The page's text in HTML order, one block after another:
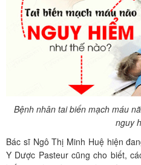
Bệnh nhân tai biến mạch máu
nguy
Bác sĩ Ngô Thị Minh Huệ hiện
Y Dược Pasteur cũng cho biết,